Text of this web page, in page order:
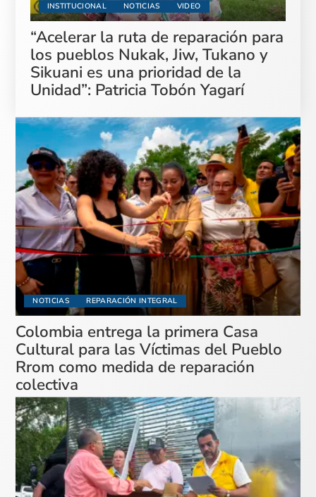
INSTITUCIONAL NOTICIAS VIDEO
“Acelerar la ruta de reparación para
los pueblos Nukak, Jiw, Tukano y
Sikuani es una prioridad de la
Unidad”: Patricia Tobón Yagarí
NOTICIAS REPARACIÓN INTEGRAL
Colombia entrega la primera Casa
Cultural para las Víctimas del Pueblo
Rrom como medida de reparación
colectiva